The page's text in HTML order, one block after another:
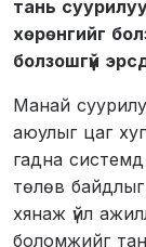
тань
хөрөнгийг
болзошгүй
Манай
аюулыг цаг
гадна
төлөв
хянаж үйл
боломжийг